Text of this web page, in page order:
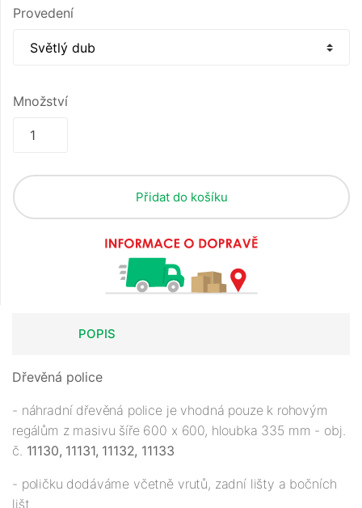
Provedení
Množství
Přidat do košíku
POPIS
Dřevěná police
- náhradní dřevěná police je vhodná pouze k rohovým
regálům z masivu šíře 600 x 600, hloubka 335 mm - obj.
č. 11130, 11131, 11132, 11133
- poličku dodáváme včetně vrutů, zadní lišty a bočních
lišt